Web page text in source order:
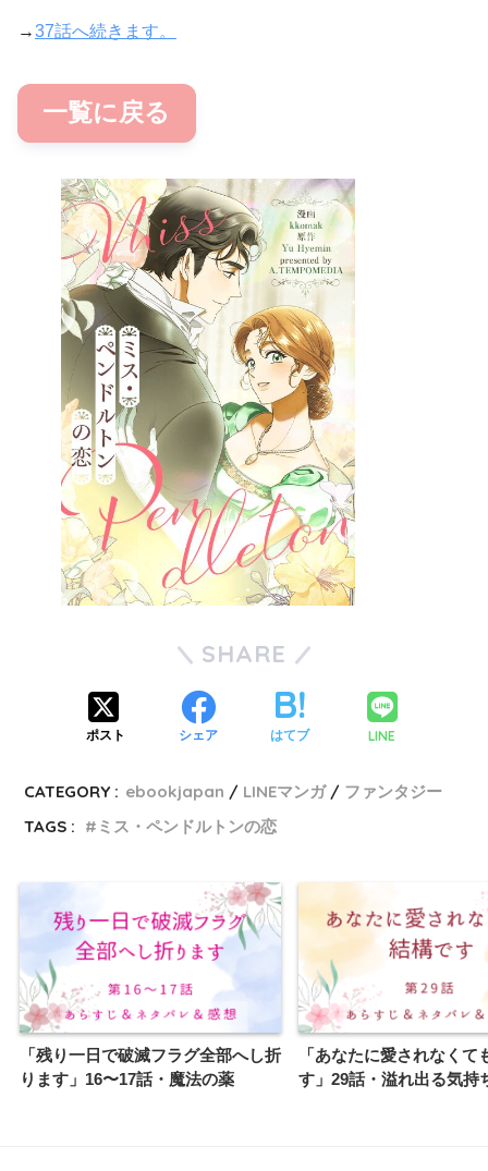
→37話へ続きます。
一覧に戻る
SHARE
ポスト シェア はてブ LINE
CATEGORY : ebookjapan LINEマンガ
ファンタジー
TAGS :
ミス・ペンドルトンの恋
「残り一日で破滅フラグ全部へし折
ります」16〜17話・魔法の薬
「あなたに愛されなくて
す」29話・溢れ出る気持